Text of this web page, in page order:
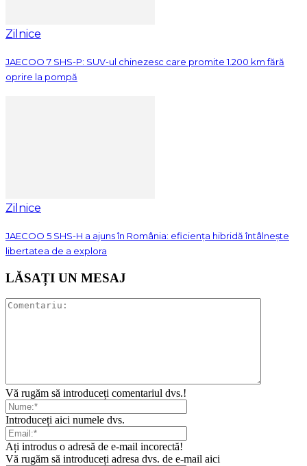
Zilnice
JAECOO 7 SHS-P: SUV-ul chinezesc care promite 1.200 km fără
oprire la pompă
Zilnice
JAECOO 5 SHS-H a ajuns în România: eficiența hibridă întâlnește
libertatea de a explora
LĂSAȚI UN MESAJ
Vă rugăm să introduceți comentariul dvs.!
Introduceți aici numele dvs.
Ați introdus o adresă de e-mail incorectă!
Vă rugăm să introduceți adresa dvs. de e-mail aici